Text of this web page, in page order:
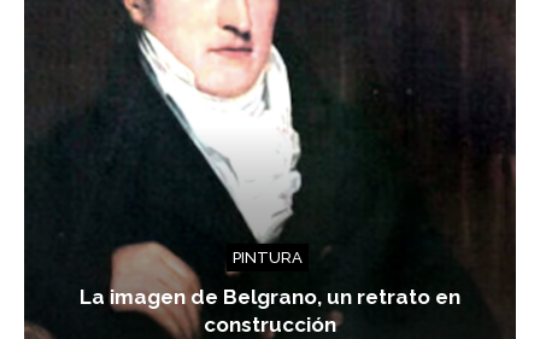
PINTURA
La imagen de Belgrano, un retrato en
construcción